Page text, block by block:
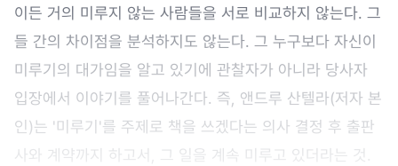
이든 거의 미루지 않는 사람들을 서로 비교하지 않는다. 그
들 간의 차이점을 분석하지도 않는다. 그 누구보다 자신이
미루기의 대가임을 알고 있기에 관찰자가 아니라 당사자
입장에서 이야기를 풀어나간다. 즉, 앤드루 산텔라(저자 본
인)는 '미루기'를 주제로 책을 쓰겠다는 의사 결정 후 출판
사와 계약까지 하고서, 그 일을 계속 미루고 있더라는 것.